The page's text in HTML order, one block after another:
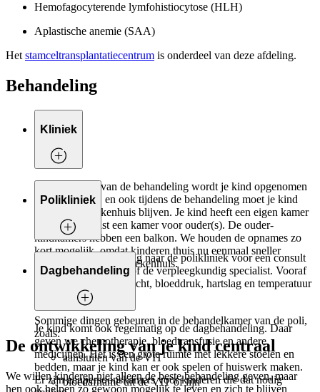
Hemofagocyterende lymfohistiocytose (HLH)
Aplastische anemie (SAA)
Het stamceltransplantatiecentrum is onderdeel van deze afdeling.
Behandeling
Kliniek
Aan het begin van de behandeling wordt je kind opgenomen
in het Máxima, en ook tijdens de behandeling moet je kind
soms in het ziekenhuis blijven. Je kind heeft een eigen kamer
met daaraan vast een kamer voor ouder(s). De ouder-
kindkamers hebben een balkon. We houden de opnames zo
kort mogelijk, omdat kinderen thuis nu eenmaal sneller
herstellen dan in het ziekenhuis.
Polikliniek
Je kind komt regelmatig naar de polikliniek voor een consult
(gesprek) met de arts of de verpleegkundig specialist. Vooraf
meten we lengte, gewicht, bloeddruk, hartslag en temperatuur
en nemen we bloed af.
Sommige dingen gebeuren in de behandelkamer van de poli,
zoals:
aansluiten van de VIT
bloedafname uit de VIT of lijn
Dagbehandeling
Je kind komt ook regelmatig op de dagbehandeling. Daar
geven we chemotherapie, bloedtransfusie en andere
medicijnen. Het is een grote ruimte met lekkere stoelen en
bedden, maar je kind kan er ook spelen of huiswerk maken.
Er zijn eenpersoonskamers voor kinderen die dat nodig
De ontwikkeling van je kind centraal
We willen kinderen niet alleen de beste behandeling geven, maar
hen ook helpen zo gewoon mogelijk te leven en zich te blijven